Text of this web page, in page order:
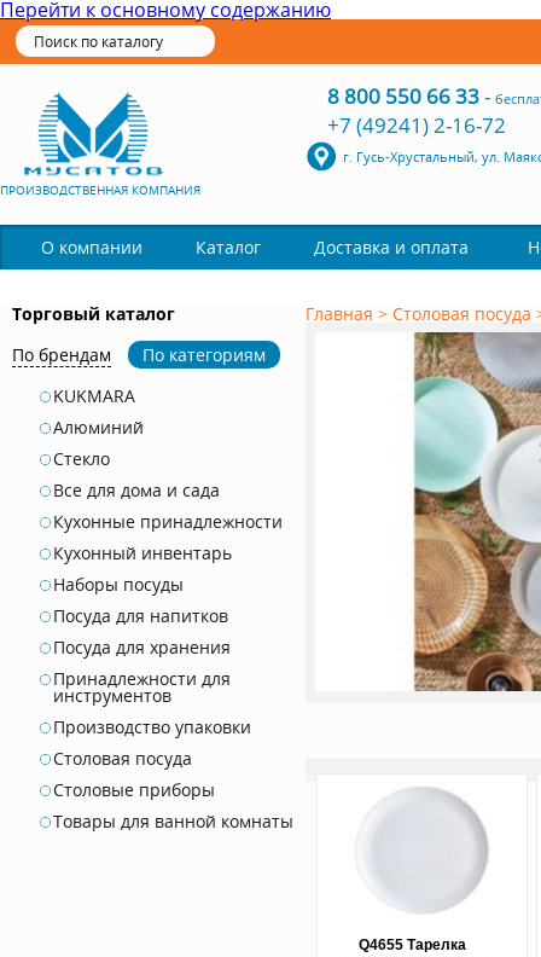
Перейти к основному содержанию
ПРОИЗВОДСТВЕННАЯ КОМПАНИЯ
8 800 550 66 33-
+7 (49241) 2-16-72
г. Гусь-Хрустальный, ул.
О компании Каталог Доставка и оплата
Торговый каталог
По брендам
По категориям
KUKMARA
Алюминий
Стекло
Все для дома и сада
Кухонные принадлежности
Кухонный инвентарь
Наборы посуды
Посуда для напитков
Посуда для хранения
Принадлежности для
инструментов
Производство упаковки
Столовая посуда
Столовые приборы
Товары для ванной комнаты
Главная > Столовая посуда
Q4655 Тарелка